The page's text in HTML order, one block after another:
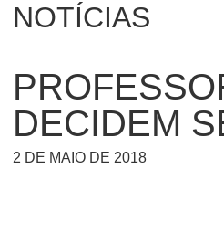
NOTÍCIAS
DECIDEM
2 DE MAIO DE 2018